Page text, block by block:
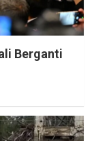
Berganti